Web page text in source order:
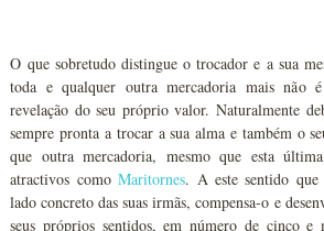
O que sobretudo distingue o trocador e a sua
toda e qualquer outra mercadoria mais não
revelação do seu próprio valor. Naturalmente
sempre pronta a trocar a sua alma e também o
que outra mercadoria, mesmo que esta
atractivos comoMaritornes. A este sentido
lado concreto das suas irmãs, compensa-o e
seus próprios sentidos, em número de cinco e